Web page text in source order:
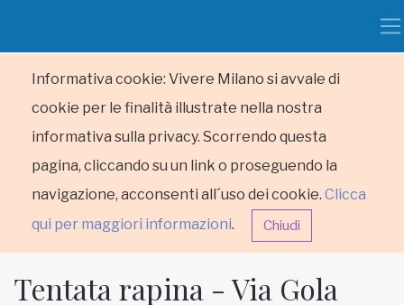
Informativa cookie: Vivere Milano si avvale di
cookie per le finalità illustrate nella nostra
informativa sulla privacy. Scorrendo questa
pagina, cliccando su un link o proseguendo la
navigazione, acconsenti all´uso dei cookie. Clicca
qui per maggiori informazioni. Chiudi
Tentata rapina - Via Gola